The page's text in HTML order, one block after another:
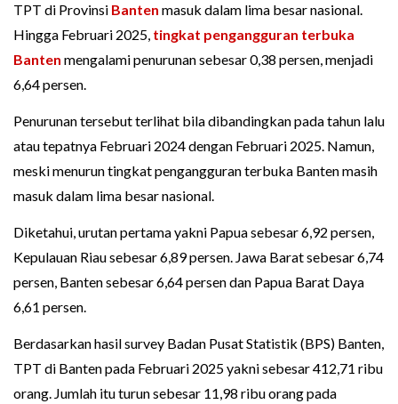
TPT di Provinsi Banten masuk dalam lima besar nasional.
Hingga Februari 2025, tingkat pengangguran terbuka
Banten mengalami penurunan sebesar 0,38 persen, menjadi
6,64 persen.
Penurunan tersebut terlihat bila dibandingkan pada tahun lalu
atau tepatnya Februari 2024 dengan Februari 2025. Namun,
meski menurun tingkat pengangguran terbuka Banten masih
masuk dalam lima besar nasional.
Diketahui, urutan pertama yakni Papua sebesar 6,92 persen,
Kepulauan Riau sebesar 6,89 persen. Jawa Barat sebesar 6,74
persen, Banten sebesar 6,64 persen dan Papua Barat Daya
6,61 persen.
Berdasarkan hasil survey Badan Pusat Statistik (BPS) Banten,
TPT di Banten pada Februari 2025 yakni sebesar 412,71 ribu
orang. Jumlah itu turun sebesar 11,98 ribu orang pada